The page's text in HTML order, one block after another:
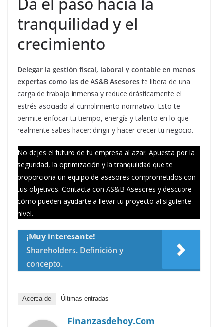
tranquilidad y el
crecimiento
Delegar la gestión fiscal, laboral y contable en manos
expertas como las de AS&B Asesoreste libera de una
carga de trabajo inmensa y reduce drásticamente el
estrés asociado al cumplimiento normativo. Esto te
permite enfocar tu tiempo, energía y talento en lo que
realmente sabes hacer: dirigir y hacer crecer tu negocio.
No dejes el futuro de tu empresa al azar. Apuesta por la
seguridad, la optimización y la tranquilidad que te
proporciona un equipo de asesores comprometidos con
tus objetivos. Contacta con AS&B Asesores y descubre
cómo pueden ayudarte a llevar tu proyecto al siguiente
nivel.
¡Muy interesante!
Shareholders. Definición y
concepto.
Acerca de Últimas entradas
Finanzasdehoy.com